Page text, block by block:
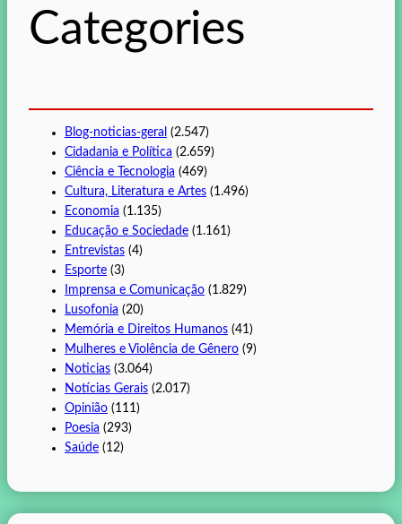
aCategories
Blog-noticias-geral (2.547)
Cidadania e Política (2.659)
Ciência e Tecnologia (469)
Cultura, Literatura e Artes (1.496)
Economia (1.135)
Educação e Sociedade (1.161)
Entrevistas (4)
Esporte (3)
Imprensa e Comunicação (1.829)
Lusofonia (20)
Memória e Direitos Humanos (41)
Mulheres e Violência de Gênero (9)
Noticias (3.064)
Notícias Gerais (2.017)
Opinião (111)
Poesia (293)
Saúde (12)